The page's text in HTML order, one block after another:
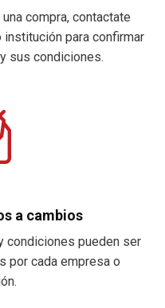
compra, contactate
para confirmar
sus condiciones.
a cambios
condiciones pueden ser
por cada empresa o